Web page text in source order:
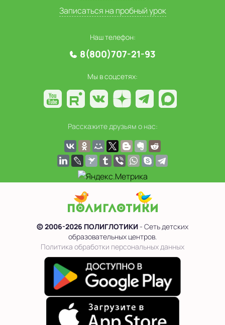
Записаться на пробный урок
Наш телефон:
8(800)707-21-93
Мы в соцсетях:
Расскажите друзьям о нас:
© 2006-2026 ПОЛИГЛОТИКИ- Сеть детских
образовательных центров.
Политика обработки персональных данных